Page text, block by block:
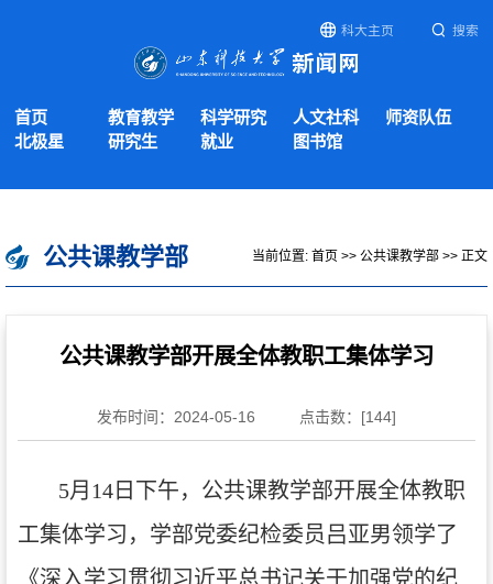
科大主页 搜索
首页 教育教学 科学研究 人文社科
师资队伍
北极星
研究生 就业 图书馆
公共课教学部 当前位置: 首页 >> 公共课教学部 >> 正文
公共课教学部开展全体教职工集体学习
发布时间：2024-05-16 点击数：[144]
5月14日下午，公共课教学部开展全体教职
工集体学习，学部党委纪检委员吕亚男领学了
《深入学习贯彻习近平总书记关于加强党的纪